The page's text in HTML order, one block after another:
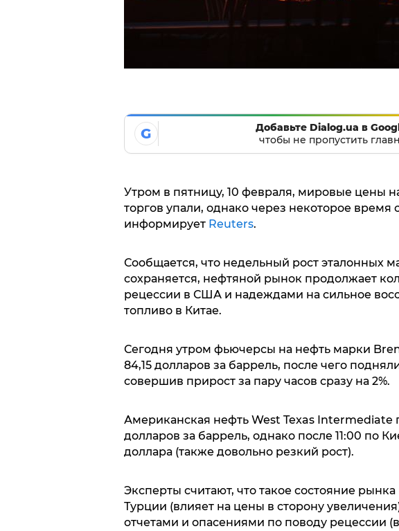
G
Добавьте Dialog.ua в
чтобы не пропустить
Утром в пятницу, 10 февраля, мировые цены
торгов упали, однако через некоторое время
информирует Reuters.
Сообщается, что недельный рост эталонных
сохраняется, нефтяной рынок продолжает
рецессии в США и надеждами на сильное
топливо в Китае.
Сегодня утром фьючерсы на нефть марки
84,15 долларов за баррель, после чего
совершив прирост за пару часов сразу на 2%.
Американская нефть West Texas Intermediate
долларов за баррель, однако после 11:00 по
доллара (также довольно резкий рост).
Эксперты считают, что такое состояние
Турции (влияет на цены в сторону
отчетами и опасениями по поводу рецессии